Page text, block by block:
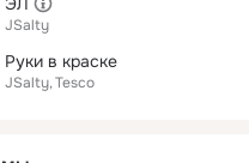
JSalty
Руки в краске
JSalty Tesco